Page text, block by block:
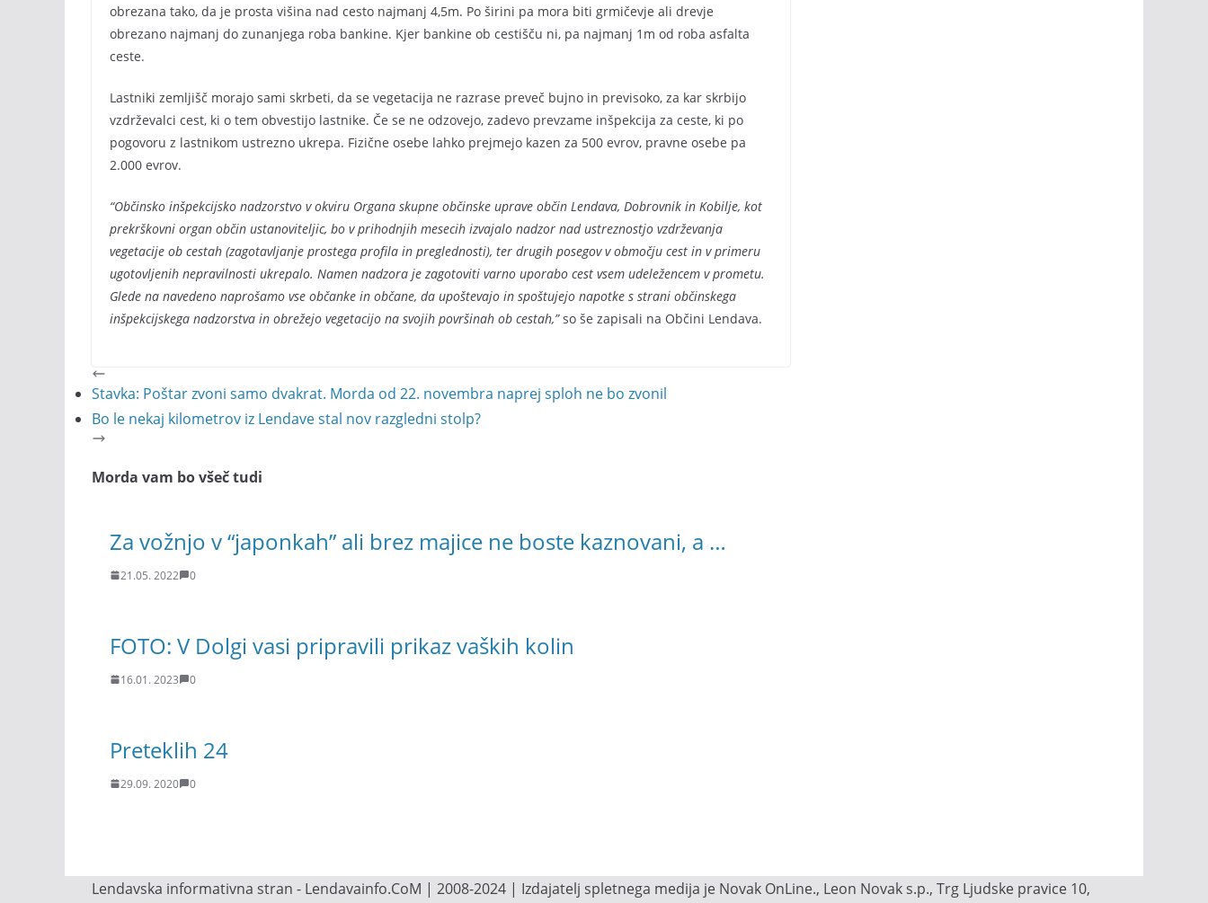
obrezana tako, da je prosta višina nad cesto najmanj 4,5m. Po širini pa mora biti grmičevje ali drevje
obrezano najmanj do zunanjega roba bankine. Kjer bankine ob cestišču ni, pa najmanj 1m od roba asfalta
ceste.
Lastniki zemljišč morajo sami skrbeti, da se vegetacija ne razrase preveč bujno in previsoko, za kar skrbijo
vzdrževalci cest, ki o tem obvestijo lastnike. Če se ne odzovejo, zadevo prevzame inšpekcija za ceste, ki po
pogovoru z lastnikom ustrezno ukrepa. Fizične osebe lahko prejmejo kazen za 500 evrov, pravne osebe pa
2.000 evrov.
“Občinsko inšpekcijsko nadzorstvo v okviru Organa skupne občinske uprave občin Lendava, Dobrovnik in Kobilje, kot
prekrškovni organ občin ustanoviteljic, bo v prihodnjih mesecih izvajalo nadzor nad ustreznostjo vzdrževanja
vegetacije ob cestah (zagotavljanje prostega profila in preglednosti), ter drugih posegov v območju cest in v primeru
ugotovljenih nepravilnosti ukrepalo. Namen nadzora je zagotoviti varno uporabo cest vsem udeležencem v prometu.
Glede na navedeno naprošamo vse občanke in občane, da upoštevajo in spoštujejo napotke s strani občinskega
inšpekcijskega nadzorstva in obrežejo vegetacijo na svojih površinah ob cestah,”so še zapisali na Občini Lendava.
Stavka: Poštar zvoni samo dvakrat. Morda od 22. novembra naprej sploh ne bo zvonil
Bo le nekaj kilometrov iz Lendave stal nov razgledni stolp?
Morda vam bo všeč tudi
Za vožnjo v “japonkah” ali brez majice ne boste kaznovani, a …
21.05. 2022 0
FOTO: V Dolgi vasi pripravili prikaz vaških kolin
16.01. 2023 0
Preteklih 24
29.09. 2020 0
Lendavska informativna stran - Lendavainfo.CoM | 2008-2024 | Izdajatelj spletnega medija je Novak OnLine., Leon Novak s.p., Trg Ljudske pravice 10,